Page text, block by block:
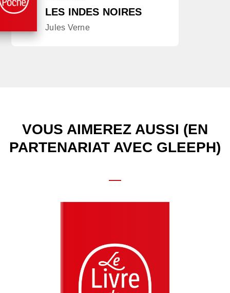
LES INDES NOIRES
Jules Verne
VOUS AIMEREZ AUSSI (EN
PARTENARIAT AVEC GLEEPH)